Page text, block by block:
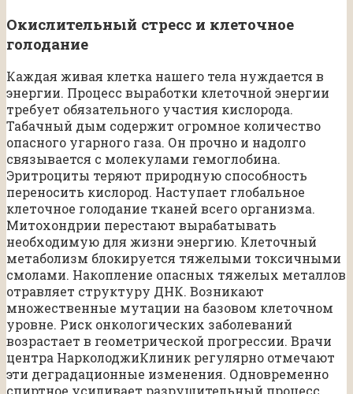
Окислительный стресс и клеточное
голодание
Каждая живая клетка нашего тела нуждается в
энергии. Процесс выработки клеточной энергии
требует обязательного участия кислорода.
Табачный дым содержит огромное количество
опасного угарного газа. Он прочно и надолго
связывается с молекулами гемоглобина.
Эритроциты теряют природную способность
переносить кислород. Наступает глобальное
клеточное голодание тканей всего организма.
Митохондрии перестают вырабатывать
необходимую для жизни энергию. Клеточный
метаболизм блокируется тяжелыми токсичными
смолами. Накопление опасных тяжелых металлов
отравляет структуру ДНК. Возникают
множественные мутации на базовом клеточном
уровне. Риск онкологических заболеваний
возрастает в геометрической прогрессии. Врачи
центра НарколоджиКлиник регулярно отмечают
эти деградационные изменения. Одновременно